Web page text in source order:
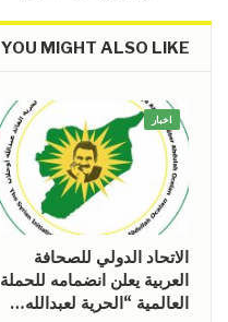
YOU MIGHT ALSO LIKE
اخبار
الاتحاد الدولي للصحافة
العربية يعلن انضمامه للحملة
العالمية “الحرية لعبدالله…